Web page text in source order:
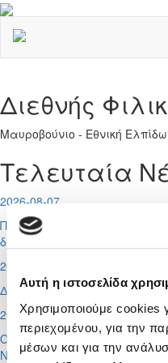
Αυτή η ιστοσελίδα
Χρησιμοποιούμε cookies
περιεχομένου, για την
μέσων και για την
Διεθνής
Μαυροβούνιο - Εθνική
Τελευταία
2026-08-07
Ποδοσφαιριστές μπορούν
διαιτητών (κανονισμοί και
2026-08-06
Διαιτητές φιλικών αγώνων
2026-08-05
Οι προπονητές των Εθνικών
Νεανίδων Κ-19